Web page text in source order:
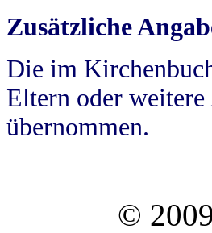
Zusätzliche
Die im
Eltern oder
übernommen.
©